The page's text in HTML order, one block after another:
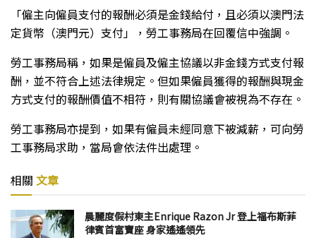
「僱主向僱員支付的報酬必須是金錢給付，且必須以澳門法
定貨幣（澳門元）支付」，勞工事務局在回覆信中強調。
勞工事務局稱，如果是僱員及僱主協議以非金錢方式支付報
酬，並不符合上述法律規定。但如果僱員獲得的報酬與現金
方式支付的報酬價值不相符，則有關協議會被視為不存在。
勞工事務局亦提到，如果有僱員未經同意下被減薪，可向勞
工事務局求助，當局會依法件出處理。
相關 文章
晨麗度假村東主Enrique Razon Jr 登上福布斯菲
律賓首富寶座 身家遙遙領先